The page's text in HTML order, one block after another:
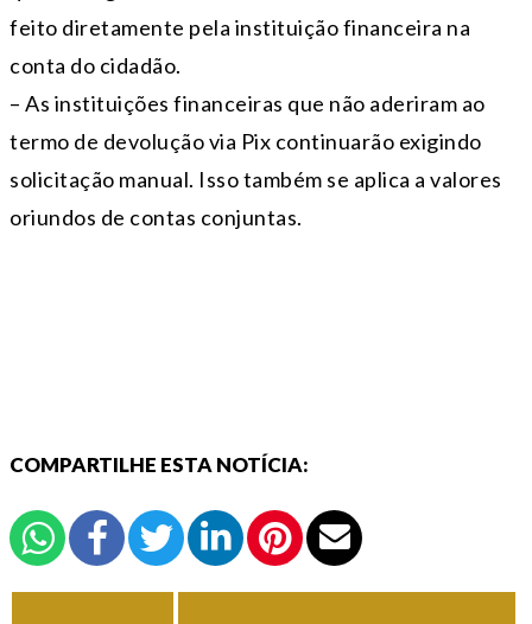
feito diretamente pela instituição financeira na
conta do cidadão.
– As instituições financeiras que não aderiram ao
termo de devolução via Pix continuarão exigindo
solicitação manual. Isso também se aplica a valores
oriundos de contas conjuntas.
COMPARTILHE ESTA NOTÍCIA: